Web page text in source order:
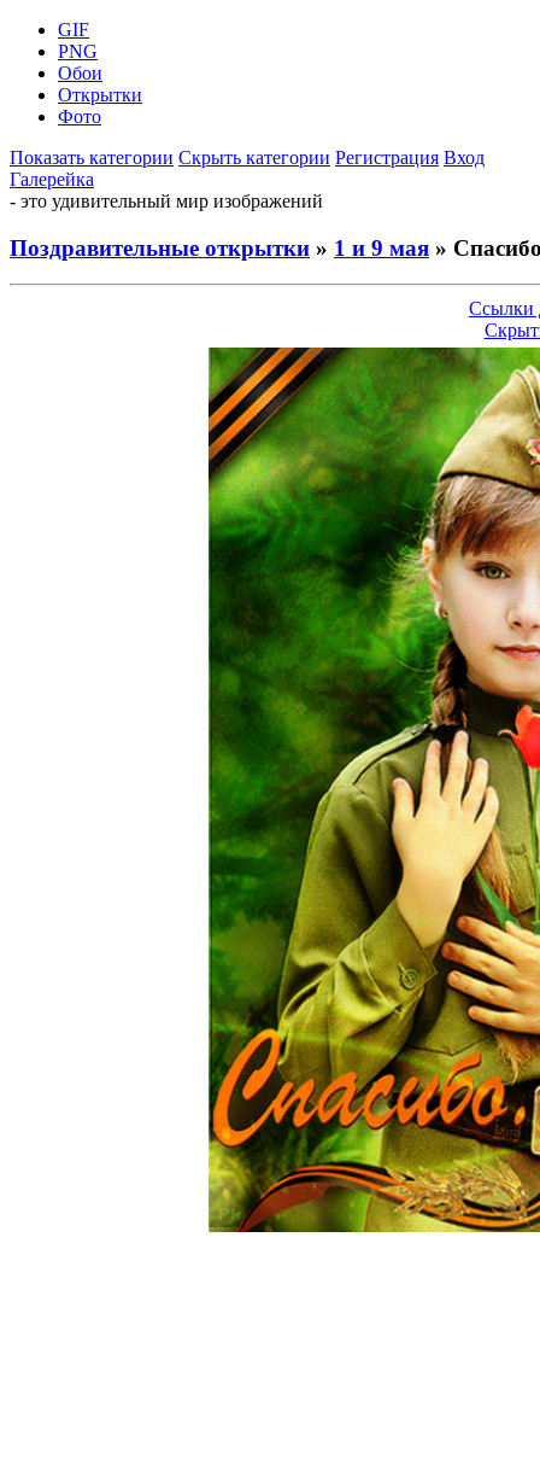
GIF
PNG
Обои
Открытки
Фото
Показать категории Скрыть категории Регистрация Вход
Галерейка
- это удивительный мир изображений
Поздравительные открытки » 1 и 9 мая »
Ссылки